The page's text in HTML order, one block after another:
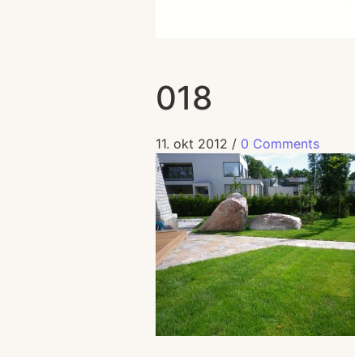
018
11. okt 2012 / 0 Comments